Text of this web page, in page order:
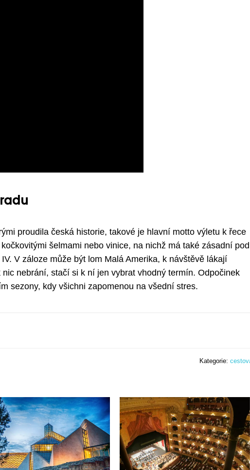
proudila česká historie, takové je hlavní motto výletu k řece
šelmami nebo vinice, na nichž má také zásadní
V záloze může být lom Malá Amerika, k návštěvě lákají
nebrání, stačí si k ní jen vybrat vhodný termín. Odpočinek
sezony, kdy všichni zapomenou na všední stres.
Kategorie: